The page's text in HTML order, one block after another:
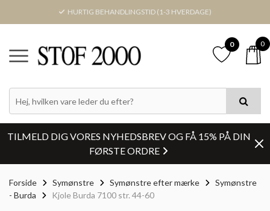
HURTIG BEHANDLINGSTID (1-3 HVERDAGE)
0 0
TILMELD DIG VORES NYHEDSBREV OG FÅ 15% PÅ DIN
FØRSTE ORDRE
Forside Symønstre Symønstre efter mærke
Symønstre
- Burda
Kjole Burda 7100 str. 44-60